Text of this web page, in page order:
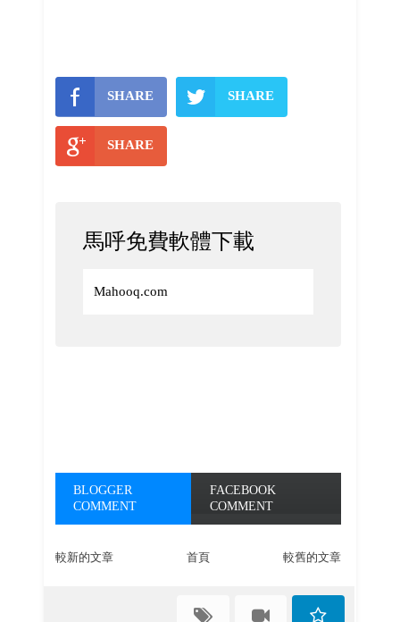
SHARE SHARE
SHARE
馬呼免費軟體下載
Mahooq.com
BLOGGER
COMMENT
FACEBOOK
COMMENT
較新的文章 較舊的文章
首頁